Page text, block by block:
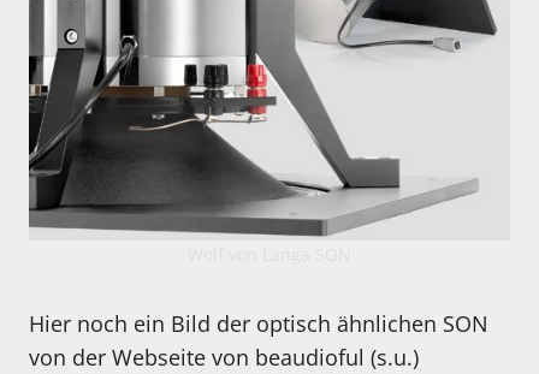
Hier noch ein Bild der optisch ähnlichen SON
von der Webseite von beaudioful (s.u.)